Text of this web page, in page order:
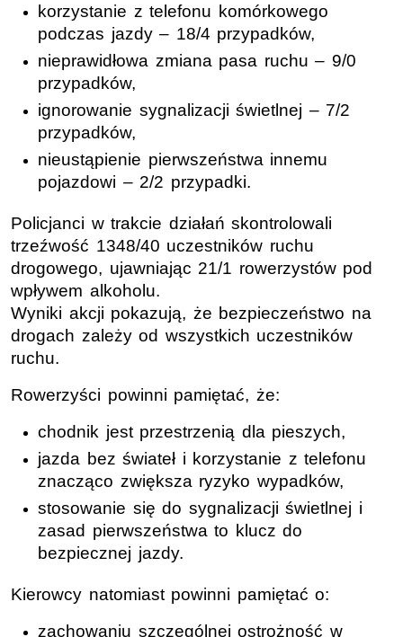
korzystanie z telefonu komórkowego
podczas jazdy – 18/4 przypadków,
nieprawidłowa zmiana pasa ruchu – 9/0
przypadków,
ignorowanie sygnalizacji świetlnej – 7/2
przypadków,
nieustąpienie pierwszeństwa innemu
pojazdowi – 2/2 przypadki.
Policjanci w trakcie działań skontrolowali
trzeźwość 1348/40 uczestników ruchu
drogowego, ujawniając 21/1 rowerzystów pod
wpływem alkoholu.
Wyniki akcji pokazują, że bezpieczeństwo na
drogach zależy od wszystkich uczestników
ruchu.
Rowerzyści powinni pamiętać, że:
chodnik jest przestrzenią dla pieszych,
jazda bez świateł i korzystanie z telefonu
znacząco zwiększa ryzyko wypadków,
stosowanie się do sygnalizacji świetlnej i
zasad pierwszeństwa to klucz do
bezpiecznej jazdy.
Kierowcy natomiast powinni pamiętać o:
zachowaniu szczególnej ostrożność w